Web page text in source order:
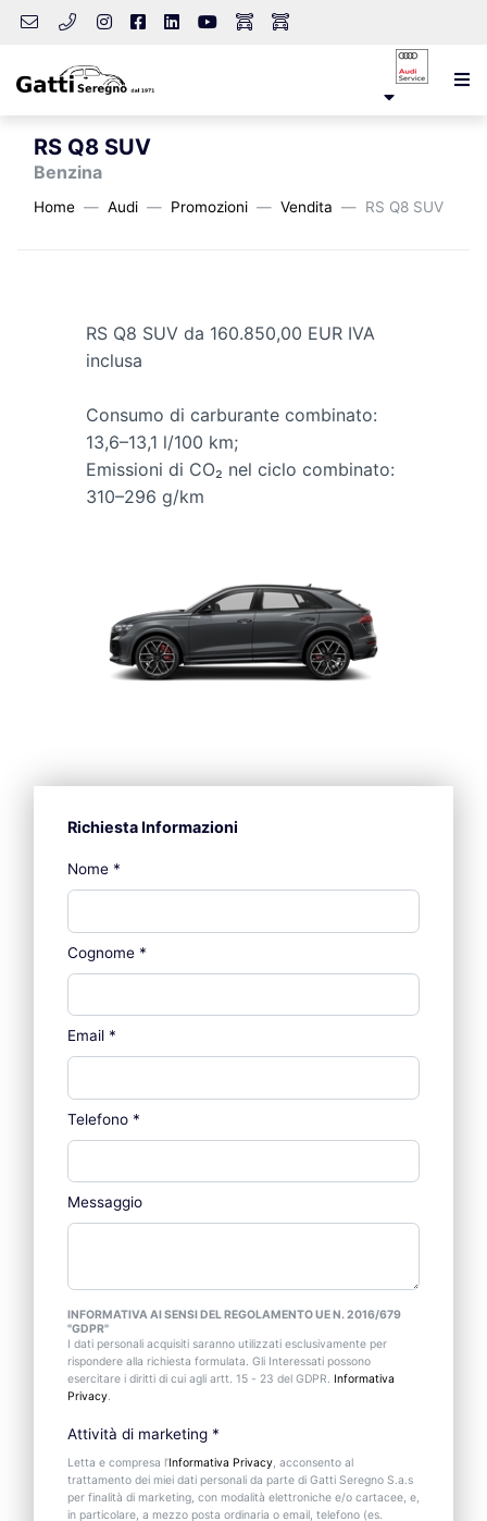
RS Q8 SUV
Benzina
Home Audi Promozioni Vendita RS Q8 SUV
RS Q8 SUV da 160.850,00 EUR IVA
inclusa
Consumo di carburante combinato:
13,6–13,1 l/100 km;
Emissioni di CO₂ nel ciclo combinato:
310–296 g/km
Richiesta Informazioni
Nome *
Cognome *
Email *
Telefono *
Messaggio
INFORMATIVA AI SENSI DEL REGOLAMENTO UE N. 2016/679
"GDPR"
I dati personali acquisiti saranno utilizzati esclusivamente per
rispondere alla richiesta formulata. Gli Interessati possono
esercitare i diritti di cui agli artt. 15 - 23 del GDPR. Informativa
Privacy.
Attività di marketing *
Letta e compresa l’Informativa Privacy, acconsento al
trattamento dei miei dati personali da parte di Gatti Seregno S.a.s
per finalità di marketing, con modalità elettroniche e/o cartacee, e,
in particolare, a mezzo posta ordinaria o email, telefono (es.